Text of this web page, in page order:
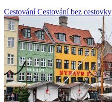
CestováníCestování bez cestovky